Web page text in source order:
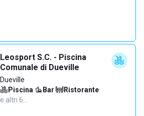
Leosport S.C. - Piscina
Comunale di Dueville
Dueville
Piscina· Bar· Ristorante·
e altri 6…